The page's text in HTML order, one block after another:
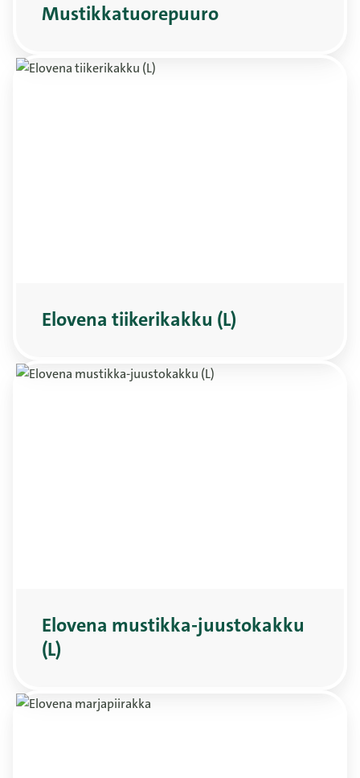
Mustikkatuorepuuro
Elovena tiikerikakku (L)
Elovena mustikka-juustokakku
(L)